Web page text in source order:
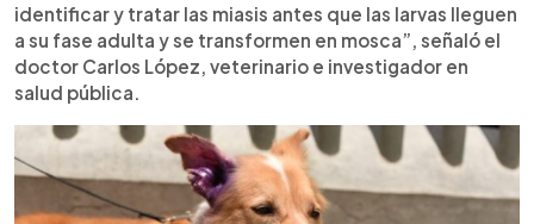
identificar y tratar las miasis antes que las larvas lleguen
a su fase adulta y se transformen en mosca”, señaló el
doctor Carlos López, veterinario e investigador en
salud pública.